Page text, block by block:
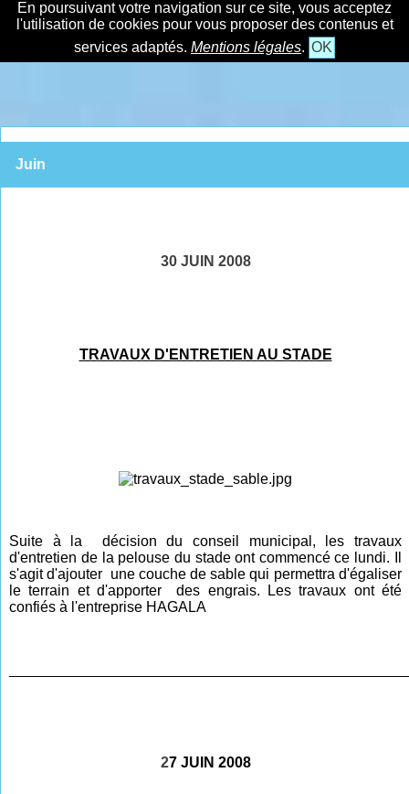
En poursuivant votre navigation sur ce site, vous acceptez
l'utilisation de cookies pour vous proposer des contenus et
services adaptés. Mentions légales. OK
Juin
30 JUIN 2008
TRAVAUX D'ENTRETIEN AU STADE
Suite à la décision du conseil municipal, les travaux
d'entretien de la pelouse du stade ont commencé ce lundi. Il
s'agit d'ajouter une couche de sable qui permettra d'égaliser
le terrain et d'apporter des engrais. Les travaux ont été
confiés à l'entreprise HAGALA
27 JUIN 2008